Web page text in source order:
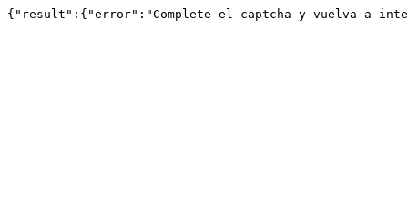
{"result":{"error":"Complete el captcha y vuelva a